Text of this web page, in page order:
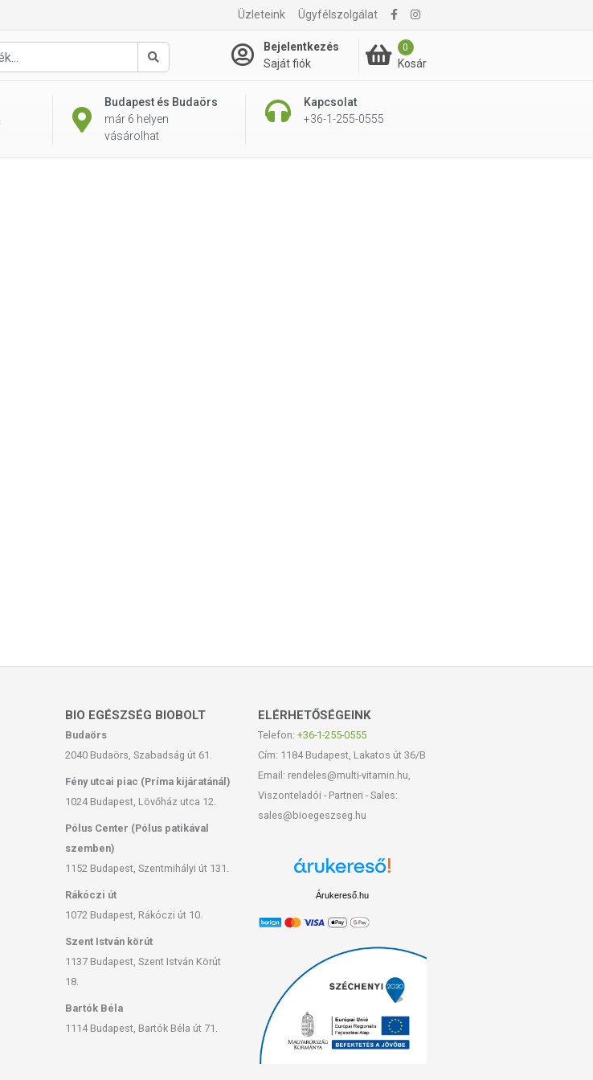
Üzleteink Ügyfélszolgálat
Keresés
Bejelentkezés
Saját fiók
0
Kosár
Budapest és Budaörs
már 6 helyen
vásárolhat
Kapcsolat
+36-1-255-0555
BIO EGÉSZSÉG BIOBOLT
Budaörs
2040 Budaörs, Szabadság út 61.
Fény utcai piac (Príma kijáratánál)
1024 Budapest, Lövőház utca 12.
Pólus Center (Pólus patikával
szemben)
1152 Budapest, Szentmihályi út 131.
Rákóczi út
1072 Budapest, Rákóczi út 10.
Szent István körút
1137 Budapest, Szent István Körút
18.
Bartók Béla
1114 Budapest, Bartók Béla út 71.
ELÉRHETŐSÉGEINK
Telefon: +36-1-255-0555
Cím: 1184 Budapest, Lakatos út 36/B
Email: rendeles@multi-vitamin.hu,
Viszonteladói - Partneri - Sales:
sales@bioegeszseg.hu
Árukereső.hu